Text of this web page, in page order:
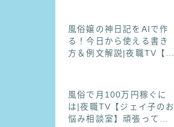
風俗嬢の神日記をAIで作
る！今日から使える書き
方＆例文解説|夜職TV【ジ
風俗で月100万円稼ぐに
は|夜職TV【ジェイ子のお
悩み相談室】頑張ってる